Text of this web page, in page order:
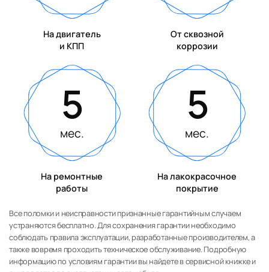
На двигатель
и КПП
От сквозной
коррозии
5
мес.
На ремонтные
работы
5
мес.
На лакокрасочное
покрытие
Все поломки и неисправности признанные гарантийным случаем
устраняются бесплатно. Для сохранения гарантии необходимо
соблюдать правила эксплуатации, разработанные производителем, а
также вовремя проходить техническое обслуживание. Подробную
информацию по условиям гарантии вы найдете в сервисной книжке и